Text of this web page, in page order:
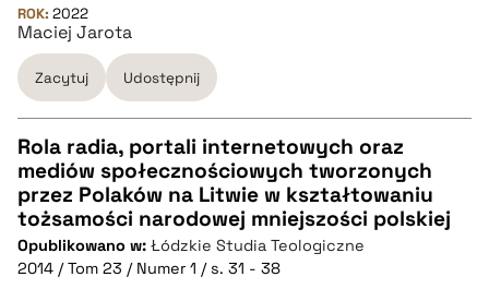
ROK: 2022
Maciej Jarota
Zacytuj Udostępnij
CZYSTY TEKST
pobierz cytat
Rola radia, portali internetowych oraz
mediów społecznościowych tworzonych
przez Polaków na Litwie w kształtowaniu
tożsamości narodowej mniejszości polskiej
Opublikowano w: Łódzkie Studia Teologiczne
2014 / Tom 23 / Numer 1 / s. 31 - 38